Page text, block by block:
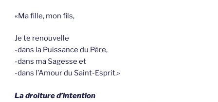
«Ma fille, mon fils,
Je te renouvelle
-dans la Puissance du Père,
-dans ma Sagesse et
-dans l’Amour du Saint-Esprit.»
La droiture d’intention